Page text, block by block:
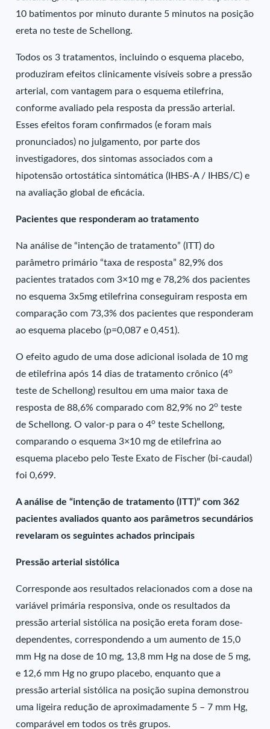
10 batimentos por minuto durante 5 minutos na posição
ereta no teste de Schellong.
Todos os 3 tratamentos, incluindo o esquema placebo,
produziram efeitos clinicamente visíveis sobre a pressão
arterial, com vantagem para o esquema etilefrina,
conforme avaliado pela resposta da pressão arterial.
Esses efeitos foram confirmados (e foram mais
pronunciados) no julgamento, por parte dos
investigadores, dos sintomas associados com a
hipotensão ortostática sintomática (IHBS-A / IHBS/C) e
na avaliação global de eficácia.
Pacientes que responderam ao tratamento
Na análise de “intenção de tratamento” (ITT) do
parâmetro primário “taxa de resposta” 82,9% dos
pacientes tratados com 3×10 mg e 78,2% dos pacientes
no esquema 3x5mg etilefrina conseguiram resposta em
comparação com 73,3% dos pacientes que responderam
ao esquema placebo (p=0,087 e 0,451).
O efeito agudo de uma dose adicional isolada de 10 mg
de etilefrina após 14 dias de tratamento crônico (4o
teste de Schellong) resultou em uma maior taxa de
resposta de 88,6% comparado com 82,9% no 2o teste
de Schellong. O valor-p para o 4o teste Schellong,
comparando o esquema 3×10 mg de etilefrina ao
esquema placebo pelo Teste Exato de Fischer (bi-caudal)
foi 0,699.
A análise de “intenção de tratamento (ITT)” com 362
pacientes avaliados quanto aos parâmetros secundários
revelaram os seguintes achados principais
Pressão arterial sistólica
Corresponde aos resultados relacionados com a dose na
variável primária responsiva, onde os resultados da
pressão arterial sistólica na posição ereta foram dose-
dependentes, correspondendo a um aumento de 15,0
mm Hg na dose de 10 mg, 13,8 mm Hg na dose de 5 mg,
e 12,6 mm Hg no grupo placebo, enquanto que a
pressão arterial sistólica na posição supina demonstrou
uma ligeira redução de aproximadamente 5 – 7 mm Hg,
comparável em todos os três grupos.